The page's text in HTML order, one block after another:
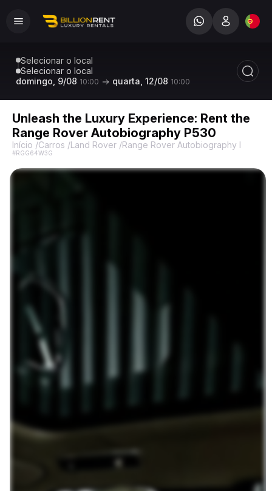
Selecionar o local
Selecionar o local
domingo, 9/08 10:00 quarta, 12/08 10:00
Unleash the Luxury Experience: Rent the
Range Rover Autobiography P530
Início /Carros /Land Rover /Range Rover Autobiography P530
#RGG64W3G